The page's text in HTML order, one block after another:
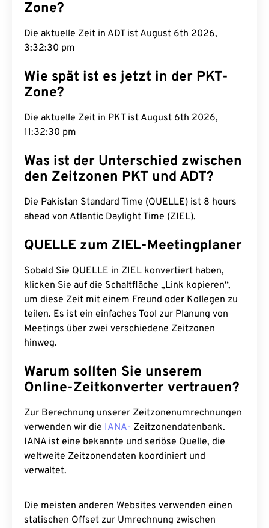
Zone?
Die aktuelle Zeit in ADT ist August 6th 2026,
3:32:31 pm
Wie spät ist es jetzt in der PKT-
Zone?
Die aktuelle Zeit in PKT ist August 6th 2026,
11:32:31 pm
Was ist der Unterschied zwischen
den Zeitzonen PKT und ADT?
Die Pakistan Standard Time (QUELLE) ist 8 hours
ahead von Atlantic Daylight Time (ZIEL).
QUELLE zum ZIEL-Meetingplaner
Sobald Sie QUELLE in ZIEL konvertiert haben,
klicken Sie auf die Schaltfläche „Link kopieren“,
um diese Zeit mit einem Freund oder Kollegen zu
teilen. Es ist ein einfaches Tool zur Planung von
Meetings über zwei verschiedene Zeitzonen
hinweg.
Warum sollten Sie unserem
Online-Zeitkonverter vertrauen?
Zur Berechnung unserer Zeitzonenumrechnungen
verwenden wir die IANA- Zeitzonendatenbank.
IANA ist eine bekannte und seriöse Quelle, die
weltweite Zeitzonendaten koordiniert und
verwaltet.
Die meisten anderen Websites verwenden einen
statischen Offset zur Umrechnung zwischen